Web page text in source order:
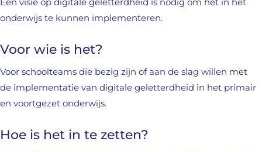
onderwijs te kunnen implementeren.
Voor wie is het?
Voor schoolteams die bezig zijn of aan de slag willen met
de implementatie van digitale geletterdheid in het primair
en voortgezet onderwijs.
Hoe is het in te zetten?